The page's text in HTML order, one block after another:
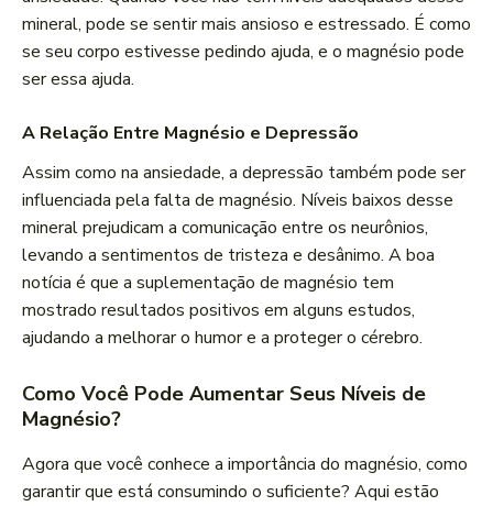
mineral, pode se sentir mais ansioso e estressado. É como
se seu corpo estivesse pedindo ajuda, e o magnésio pode
ser essa ajuda.
A Relação Entre Magnésio e Depressão
Assim como na ansiedade, a depressão também pode ser
influenciada pela falta de magnésio. Níveis baixos desse
mineral prejudicam a comunicação entre os neurônios,
levando a sentimentos de tristeza e desânimo. A boa
notícia é que a suplementação de magnésio tem
mostrado resultados positivos em alguns estudos,
ajudando a melhorar o humor e a proteger o cérebro.
Como Você Pode Aumentar Seus Níveis de
Magnésio?
Agora que você conhece a importância do magnésio, como
garantir que está consumindo o suficiente? Aqui estão